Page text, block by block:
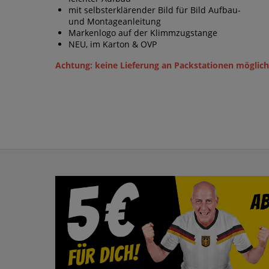
mit selbsterklärender Bild für Bild Aufbau-
und Montageanleitung
Markenlogo auf der Klimmzugstange
NEU, im Karton & OVP
Achtung: keine Lieferung an Packstationen